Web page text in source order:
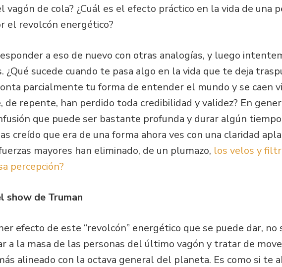
vagón de cola? ¿Cuál es el efecto práctico en la vida de una
el revolcón energético?
a eso de nuevo con otras analogías, y luego
¿Qué sucede cuando te pasa algo en la vida que te deja
parcialmente tu forma de entender el mundo y se caen
de repente, han perdido toda credibilidad y validez? En
que puede ser bastante profunda y durar algún
creído que era de una forma ahora ves con una claridad
mayores han eliminado, de un plumazo, los velos y
percepción?
show de Truman
efecto de este “revolcón” energético que se puede dar, no
a la masa de las personas del último vagón y tratar de
alineado con la octava general del planeta. Es como si te